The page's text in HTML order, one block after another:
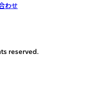
わせ
reserved.